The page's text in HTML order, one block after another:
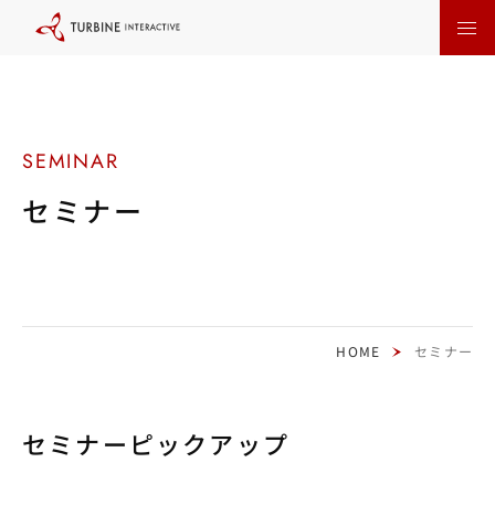
セミナー
HOME セミナー
セミナーピックアップ